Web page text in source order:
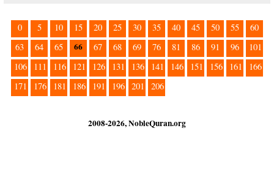
0 5 10 15 20 25 30 35 40 45 50 55
60
63
64 65 66 67 68 69 76 81 86 91 96
101
106
111 116 121 126 131 136 141 146 151 156 161
166
171
176 181 186 191 196 201 206
2008-2026, NobleQuran.org